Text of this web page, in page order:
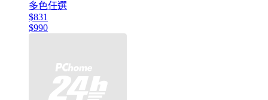
多色任選
$831
$990